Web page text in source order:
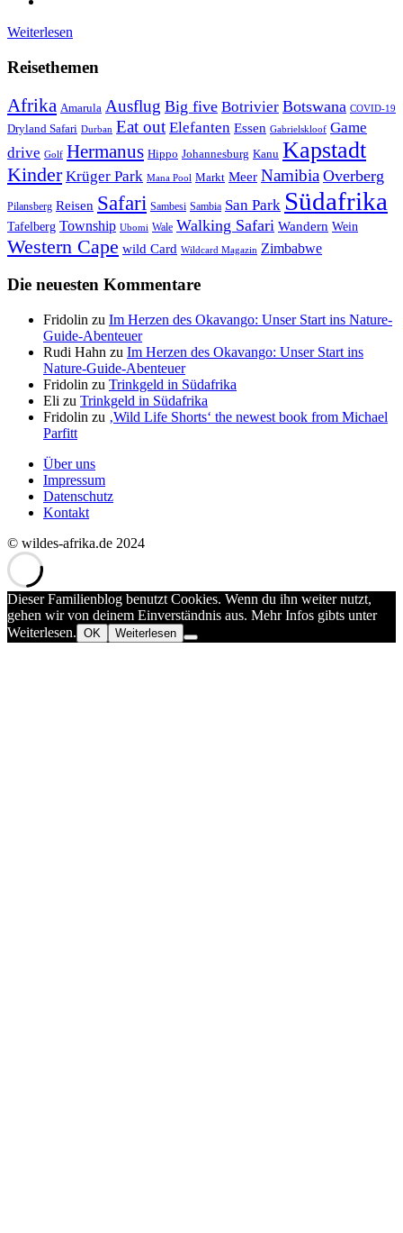
Weiterlesen
Reisethemen
Afrika Amarula Ausflug Big five Botrivier Botswana COVID-19
Dryland Safari Durban Eat out Elefanten Essen Gabrielskloof Game
drive Golf Hermanus Hippo Johannesburg Kanu Kapstadt
Kinder Krüger Park Mana Pool Markt Meer Namibia Overberg
Pilansberg Reisen Safari Sambesi Sambia San Park Südafrika
Tafelberg Township Ubomi Wale Walking Safari Wandern Wein
Western Cape wild Card Wildcard Magazin Zimbabwe
Die neuesten Kommentare
Fridolin zu Im Herzen des Okavango: Unser Start ins Nature-
Guide-Abenteuer
Rudi Hahn zu Im Herzen des Okavango: Unser Start ins
Nature-Guide-Abenteuer
Fridolin zu Trinkgeld in Südafrika
Eli zu Trinkgeld in Südafrika
Fridolin zu ‚Wild Life Shorts‘ the newest book from Michael
Parfitt
Über uns
Impressum
Datenschutz
Kontakt
© wildes-afrika.de 2024
Dieser Familienblog benutzt Cookies. Wenn du ihn weiter nutzt,
gehen wir von deinem Einverständnis aus. Mehr Infos gibts unter
Weiterlesen. OK Weiterlesen